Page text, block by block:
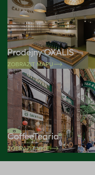
Prodejny OXALIS
ZOBRAZIT MAPU
CoffeeTearia
ZOBRAZIT VÍCE